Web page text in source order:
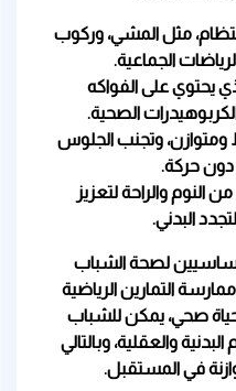
مثل المشي، وركوب
الجماعية.
يحتوي على الفواكه
الصحية.
وتجنب الجلوس
دون حركة.
والراحة لتعزيز
البدني.
أساسيين لصحة الشباب
التمارين الرياضية
صحي، يمكن للشباب
والعقلية، وبالتالي
في المستقبل.